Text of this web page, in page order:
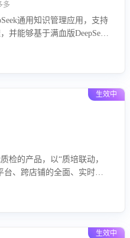
通用知识管理应用，支持
并能够基于满血版DeepSeek
通过该产品，用户可以轻松
生效中
检的产品，以“质培联动，
台、跨店铺的全面、实时、
生效中